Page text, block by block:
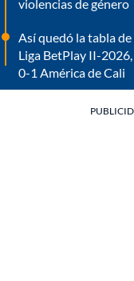
violencias de género
Así quedó la tabla
Liga BetPlay II-
0-1 América de Cali